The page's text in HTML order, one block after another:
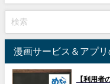
漫画サービス＆アプリ
【利用者